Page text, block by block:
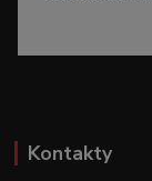
Kontakty